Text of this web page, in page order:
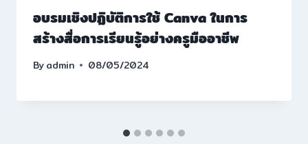
อบรมเชิงปฏิบัติการใช้ Canva ในการ
สร้างสื่อการเรียนรู้อย่างครูมืออาชีพ
Byadmin 08/05/2024